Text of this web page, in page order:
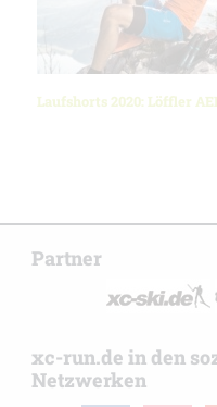
Laufshorts 2020: Löffler
Partner
xc-run.de in den
Netzwerken